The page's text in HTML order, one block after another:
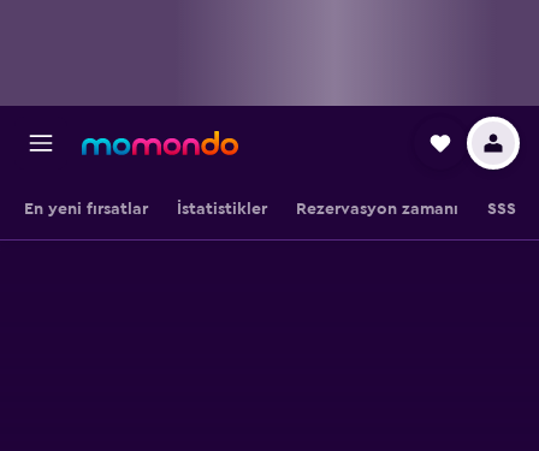
En yeni fırsatlar İstatistikler Rezervasyon zamanı SSS